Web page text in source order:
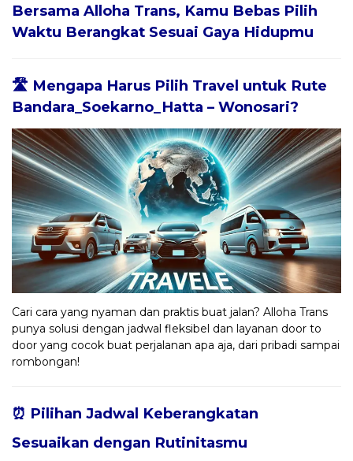
Bersama Alloha Trans, Kamu Bebas Pilih
Waktu Berangkat Sesuai Gaya Hidupmu
🛣️ Mengapa Harus Pilih Travel untuk Rute
Bandara_Soekarno_Hatta – Wonosari?
Cari cara yang nyaman dan praktis buat jalan? Alloha Trans
punya solusi dengan jadwal fleksibel dan layanan door to
door yang cocok buat perjalanan apa aja, dari pribadi sampai
rombongan!
⏰ Pilihan Jadwal Keberangkatan
Sesuaikan dengan Rutinitasmu